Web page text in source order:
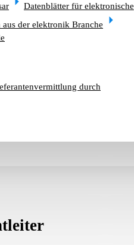
Datenblätter für elektronische
aus der elektronik Branche
durch